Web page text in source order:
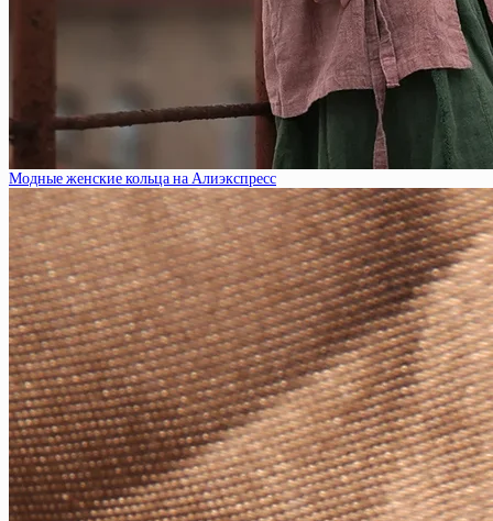
Модные женские кольца на Алиэкспресс